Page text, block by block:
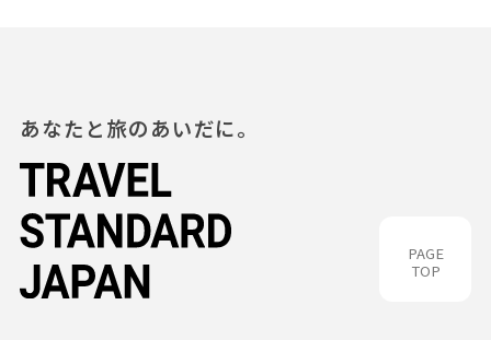
PAGE
TOP
あなたと旅のあいだに。